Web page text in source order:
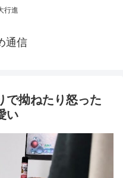
行進
通信
で拗ねたり怒った
い